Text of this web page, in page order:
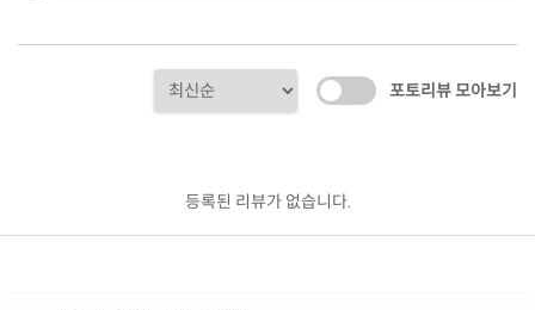
포토리뷰 모아보기
등록된 리뷰가 없습니다.